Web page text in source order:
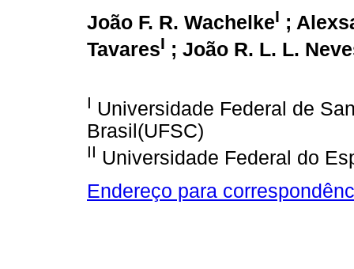
João F. R. WachelkeI ;
TavaresI ; João R. L. L.
I Universidade Federal de
Brasil(UFSC)
II Universidade Federal do
Endereço para